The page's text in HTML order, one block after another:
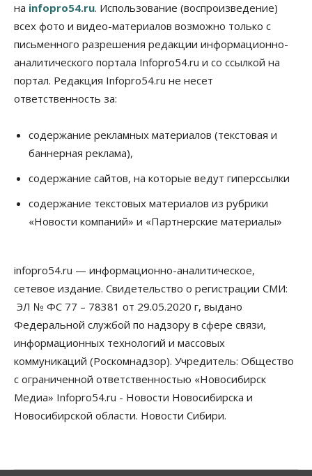
новосибирские компании через электронную
почту
06 Августа 2026, 11:00
Общество
Медики готовятся к второму пику активности
клещей в Новосибирской области
06 Августа 2026, 10:00
Общество
Из-за жары в Европе оливковое масло
в Новосибирске может снова подорожать
Бизнес Недвижимость
Застройщики Новосибирска
доплатили налоги на сумму почти 700 млн рублей
Бизнес Власть
От регоператора Новосибирска потребовали
погасить долги на два миллиарда
05 Августа 2026, 19:00
Власть Отставки И Назначения
Министра транспорта Новосибирской области
будут согласовывать в Москве
05 Августа 2026, 18:30
Власть Город
В мэрии Новосибирска объяснили ситуацию с
на infopro54.ru. Использование (воспроизведение)
всех фото и видео-материалов возможно только с
письменного разрешения редакции информационно-
аналитического портала Infopro54.ru и со ссылкой на
портал. Редакция Infopro54.ru не несет
ответственность за:
содержание рекламных материалов (текстовая и
баннерная реклама),
содержание сайтов, на которые ведут гиперссылки
содержание текстовых материалов из рубрики
«Новости компаний» и «Партнерские материалы»
infopro54.ru — информационно-аналитическое,
сетевое издание. Свидетельство о регистрации СМИ:
ЭЛ № ФС 77 – 78381 от 29.05.2020 г, выдано
Федеральной службой по надзору в сфере связи,
информационных технологий и массовых
коммуникаций (Роскомнадзор). Учредитель: Общество
с ограниченной ответственностью «Новосибирск
Медиа» Infopro54.ru - Новости Новосибирска и
Новосибирской области. Новости Сибири.